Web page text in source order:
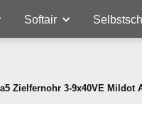
Softair
Zielfernohr 3-9x40VE Mildot